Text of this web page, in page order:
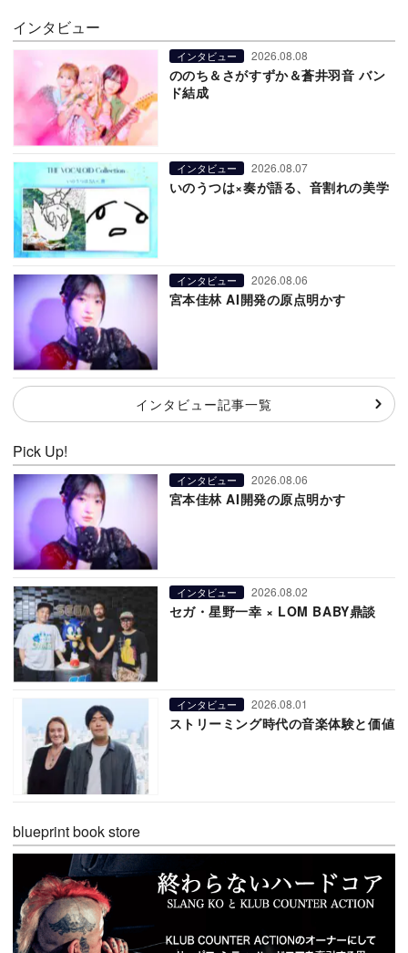
インタビュー
インタビュー 2026.08.08
ののち＆さがすずか＆蒼井羽音 バン
ド結成
インタビュー 2026.08.07
いのうつは×奏が語る、音割れの美学
インタビュー 2026.08.06
宮本佳林 AI開発の原点明かす
インタビュー記事一覧
Pick Up!
インタビュー 2026.08.06
宮本佳林 AI開発の原点明かす
インタビュー 2026.08.02
セガ・星野一幸 × LOM BABY鼎談
インタビュー 2026.08.01
ストリーミング時代の音楽体験と価値
blueprint book store